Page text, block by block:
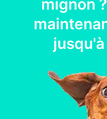
mignon
jusqu'à